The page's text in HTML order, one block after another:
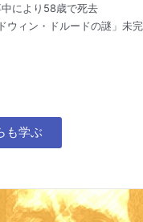
により58歳で死去
ルードの謎」未完の
も学ぶ